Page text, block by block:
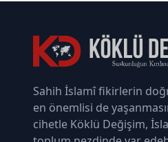
Sahih İslamî fikirlerin
en önemlisi de
cihetle Köklü Değişim,